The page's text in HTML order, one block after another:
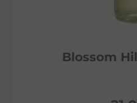
Blossom